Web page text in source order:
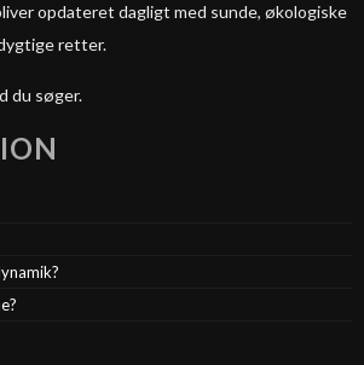
opdateret dagligt med sunde, økologiske
retter.
du søger.